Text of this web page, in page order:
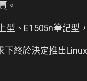
。
型、E1505n筆記型
下終於決定推出